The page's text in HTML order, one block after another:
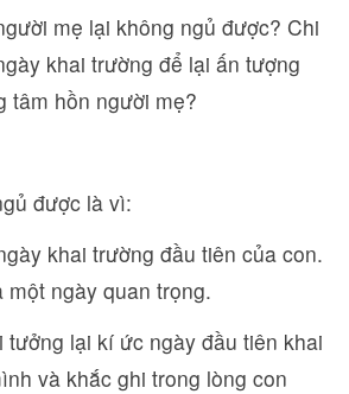
mẹ lại không ngủ được? Chi
khai trường để lại ấn tượng
tâm hồn người mẹ?
được là vì:
khai trường đầu tiên của con.
một ngày quan trọng.
tưởng lại kí ức ngày đầu tiên khai
và khắc ghi trong lòng con